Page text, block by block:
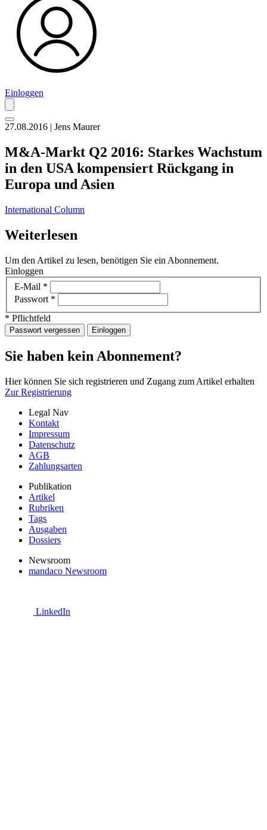
Einloggen
27.08.2016 | Jens Maurer
M&A-Markt Q2 2016: Starkes Wachstum
in den USA kompensiert Rückgang in
Europa und Asien
International Column
Weiterlesen
Um den Artikel zu lesen, benötigen Sie ein Abonnement.
Einloggen
E-Mail *
Passwort *
* Pflichtfeld
Passwort vergessen Einloggen
Sie haben kein Abonnement?
Hier können Sie sich registrieren und Zugang zum Artikel erhalten
Zur Registrierung
Legal Nav
Kontakt
Impressum
Datenschutz
AGB
Zahlungsarten
Publikation
Artikel
Rubriken
Tags
Ausgaben
Dossiers
Newsroom
mandaco Newsroom
LinkedIn